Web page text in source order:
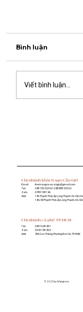
Bình luận
Viết bình luận...
Chi nhánh khách sạn Cần Giờ
Email:
Tel:
Zalo:
Add:
themangrovecangio@gmail.com
028 730 333 63 - 028 888 333 63
0789 198 146
146 Thạnh Thới, Ấp Long Thạnh, Xã Cần
146/22 Thạnh Thới, Ấp Long Thạnh, Xã Cần
Chi nhánh cà phê TP.HCM
Tel:
Zalo:
Add:
0387 629 297
0343 158 252
29A Cao Thắng, Phường Bàn Cờ, TP. HCM
© 2025 by Mangrove